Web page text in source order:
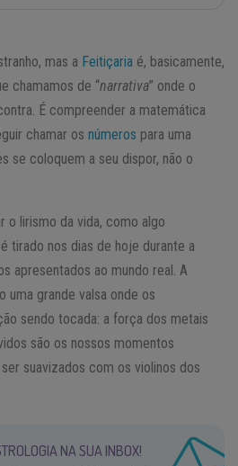
mas a Feitiçaria é, basicamente,
chamamos de “narrativa” onde o
É compreender a matemática
chamar os números para uma
se coloquem a seu dispor, não o
o lirismo da vida, como algo
tirado nos dias de hoje durante a
apresentados ao mundo real. A
uma grande valsa onde os
sendo tocada: a força dos metais
são os nossos momentos
suavizados com os violinos dos
NA SUA INBOX!